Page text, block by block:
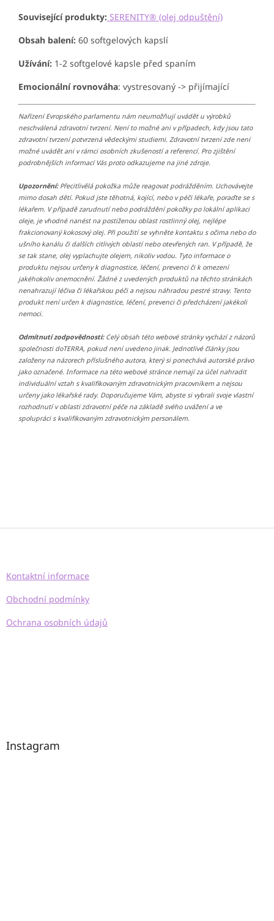
Související produkty: SERENITY® (olej odpuštění)
Obsah balení: 60 softgelových kapslí
Užívání: 1-2 softgelové kapsle před spaním
Emocionální rovnováha: vystresovaný -> přijímající
Nařízení Evropského parlamentu nám neumožňují uvádět u výrobků
neschválená zdravotní tvrzení. Není to možné ani v případech, kdy jsou tato
zdravotní tvrzení potvrzená vědeckými studiemi. Zdravotní tvrzení zde není
možné uvádět ani v rámci osobních zkušeností a referencí. Pro zjištění
podrobnějších informací Vás proto odkazujeme na jiné zdroje.
Upozornění:Přecitlivělá pokožka může reagovat podrážděním. Uchovávejte
mimo dosah dětí. Pokud jste těhotná, kojící, nebo v péči lékaře, poraďte se s
lékařem. V případě zarudnutí nebo podráždění pokožky po lokální aplikaci
oleje, je vhodné nanést na postiženou oblast rostlinný olej, nejlépe
frakcionovaný kokosový olej. Při použití se vyhněte kontaktu s očima nebo do
ušního kanálu či dalších citlivých oblastí nebo otevřených ran. V případě, že
se tak stane, olej vyplachujte olejem, nikoliv vodou. Tyto informace o
produktu nejsou určeny k diagnostice, léčení, prevenci či k omezení
jakéhokoliv onemocnění. Žádné z uvedených produktů na těchto stránkách
nenahrazují léčiva či lékařskou péči a nejsou náhradou pestré stravy. Tento
produkt není určen k diagnostice, léčení, prevenci či předcházení jakékoli
nemoci.
Odmítnutí zodpovědnosti:Celý obsah této webové stránky vychází z názorů
společnosti doTERRA, pokud není uvedeno jinak. Jednotlivé články jsou
založeny na názorech příslušného autora, který si ponechává autorské právo
jako označené. Informace na této webové stránce nemají za účel nahradit
individuální vztah s kvalifikovaným zdravotnickým pracovníkem a nejsou
určeny jako lékařské rady. Doporučujeme Vám, abyste si vybrali svoje vlastní
rozhodnutí v oblasti zdravotní péče na základě svého uvážení a ve
spolupráci s kvalifikovaným zdravotnickým personálem.
Z
Kontaktní informace
Obchodní podmínky
Ochrana osobních údajů
Instagram